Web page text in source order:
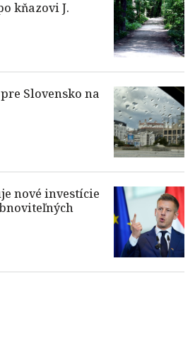
kňazovi J.
Slovensko na
nové investície